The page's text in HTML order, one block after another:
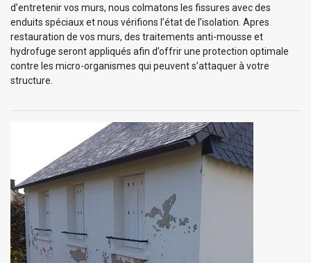
d’entretenir vos murs, nous colmatons les fissures avec des
enduits spéciaux et nous vérifions l’état de l’isolation. Apres
restauration de vos murs, des traitements anti-mousse et
hydrofuge seront appliqués afin d’offrir une protection optimale
contre les micro-organismes qui peuvent s’attaquer à votre
structure.